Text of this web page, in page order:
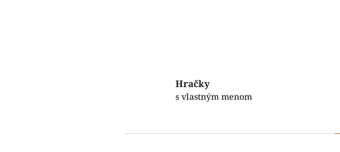
Hračky
s vlastným menom